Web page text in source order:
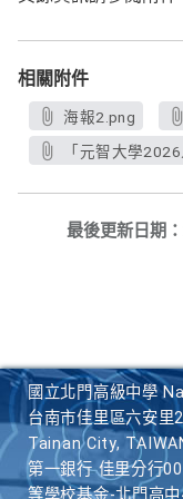
相關附件
海報2.png
「元智大學
最後更新日期：
國立北門高級中學
台南市佳里區六安
Tainan City,
第一銀行 佳里分行
等學校基金-北門高